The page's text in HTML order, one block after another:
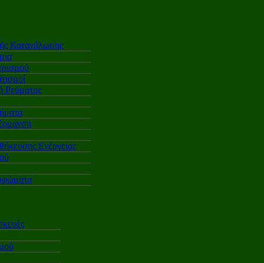
Κατανάλωσης
Ρεύματος
Ενέργειας